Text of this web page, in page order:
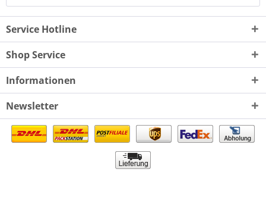
Service Hotline
Shop Service
Informationen
Newsletter